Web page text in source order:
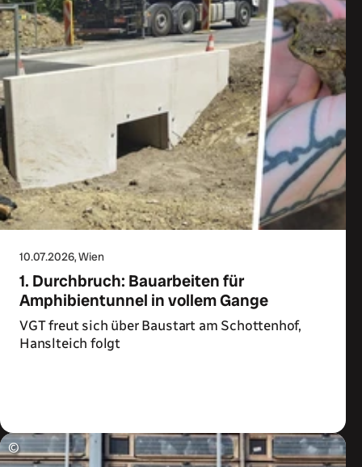
10.07.2026, Wien
1. Durchbruch: Bauarbeiten für
Amphibientunnel in vollem Gange
VGT freut sich über Baustart am Schottenhof,
Hanslteich folgt
©